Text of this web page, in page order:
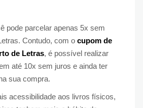
pode parcelar apenas 5x sem
Contudo, com o cupom de
de Letras, é possível realizar
até 10x sem juros e ainda ter
sua compra.
acessibilidade aos livros físicos,